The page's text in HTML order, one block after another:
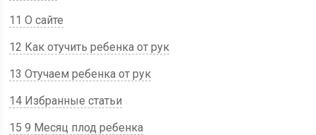
11 О сайте
12 Как отучить ребенка от рук
13 Отучаем ребенка от рук
14 Избранные статьи
15 9 Месяц плод ребенка